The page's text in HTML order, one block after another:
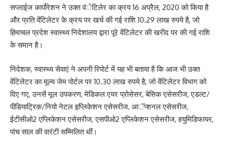
सप्लाईज कार्पोरेशन ने उक्त वंेटिलेर का क्रय 16 अप्रैल, 2020 को किया है
और प्रति वेंटिलेटर के क्रय पर खर्च की गई राशि 10.29 लाख रुपये है, जो
हिमाचल प्रदेश स्वास्थ्य निदेशालय द्वारा पूरे वेंटिलेटर की खरीद पर की गई राशि
के समान है।
निदेशक, स्वास्थ्य सेवाएं ने अपनी रिपोर्ट में यह भी बताया है कि आज भी उक्त
वेंटिलेटर का मूल्य जेम पोर्टल पर 10.30 लाख रुपये है, जो वेंटिलेटर विभाग को
दिए गए, उनसें मूल उपकरण, मेडिकल एयर प्रोसेसर, बेसिक एसेसरीज, एडल्ट/
पीडियाट्रिक/नियो नेटल इप्लिकेशन एसेसरीज, आॅप्शनल एसेसरीज,
ईटीसीओ2 एप्लिकेशन एसेसरीज, एसपीओ2 एप्लिकेशन एसेसरीज, हयुमिडिफायर,
पांच साल की वारंटी सम्मिलित थीं।